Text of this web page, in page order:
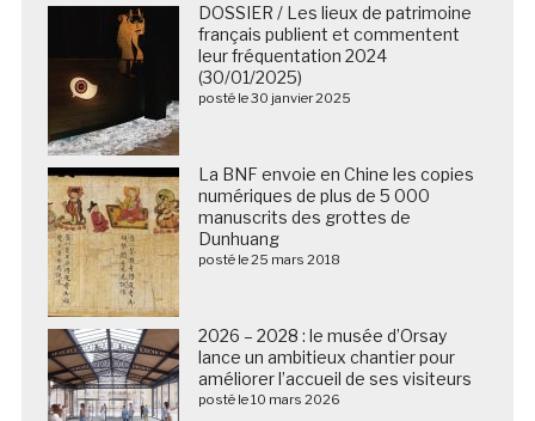
DOSSIER / Les lieux de patrimoine
français publient et commentent
leur fréquentation 2024
(30/01/2025)
posté le 30 janvier 2025
La BNF envoie en Chine les copies
numériques de plus de 5 000
manuscrits des grottes de
Dunhuang
posté le 25 mars 2018
2026 – 2028 : le musée d’Orsay
lance un ambitieux chantier pour
améliorer l’accueil de ses visiteurs
posté le 10 mars 2026